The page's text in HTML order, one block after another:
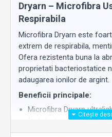
Dryarn – Microfibra
Respirabila
Microfibra Dryarn este
extrem de respirabila,
Ofera rezistenta buna la
proprietati bacteriostatice
adaugarea ionilor de argint.
Beneficii principale:
Microfibra Dryarn
Izolatie termica si
Piele mereu uscata